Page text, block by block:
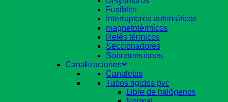
Fusibles
Interruptores automáticos
magnetotérmicos
Relés térmicos
Seccionadores
Sobretensiones
Canalizaciones
Canaletas
Tubos rigidos pvc
Libre de halógenos